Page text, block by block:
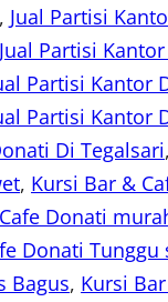
, Jual Partisi
Jual Partisi
Partisi Kantor
Partisi Kantor
Di Tegalsari,
, Kursi Bar &
Donati
Donati Tunggu
Bagus, Kursi